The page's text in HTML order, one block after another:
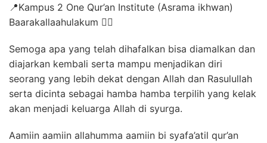
📍Kampus 2 One Qur’an Institute (Asrama ikhwan)
Baarakallaahulakum ✊🏻
Semoga apa yang telah dihafalkan bisa diamalkan dan
diajarkan kembali serta mampu menjadikan diri
seorang yang lebih dekat dengan Allah dan Rasulullah
serta dicinta sebagai hamba hamba terpilih yang kelak
akan menjadi keluarga Allah di syurga.
Aamiin aamiin allahumma aamiin bi syafa’atil qur’an